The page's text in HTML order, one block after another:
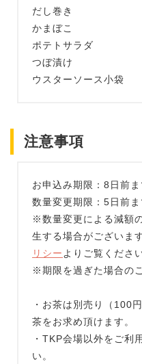
だし巻き
かまぼこ
ポテトサラダ
つぼ漬け
ウスターソース小袋
注意事項
お申込み期限：8日前ま
数量変更期限：5日前ま
※数量変更による減額
生する場合がございま
リシー よりご覧ください
※期限を過ぎた場合の
・お茶は別売り（100
茶をお求め頂けます。
・TKP会場以外をご利
い。